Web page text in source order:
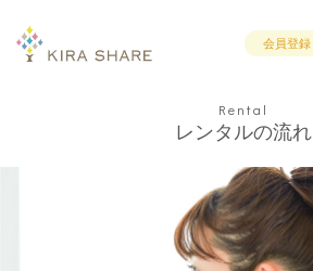
会員登録
Rental
レンタルの流れ